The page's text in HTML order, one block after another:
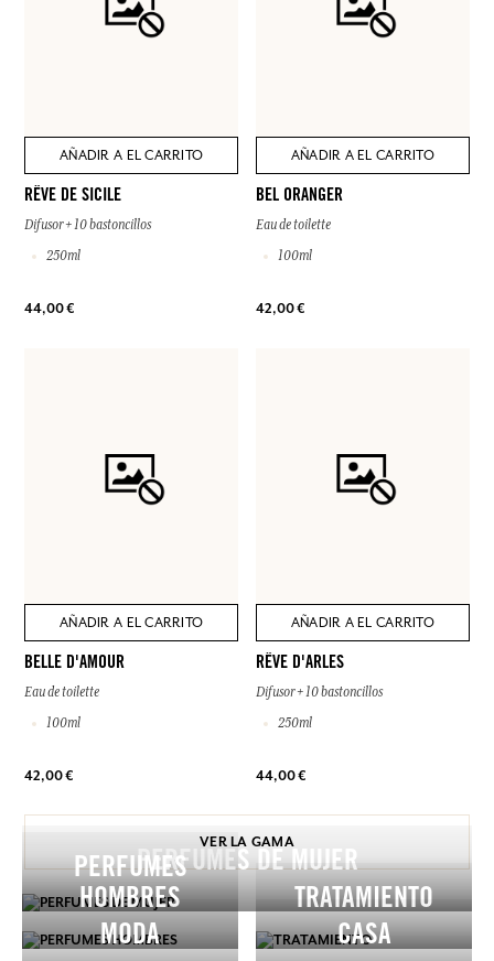
AÑADIR A EL CARRITO
RÊVE DE SICILE
Difusor + 10 bastoncillos
250ml
44,00 €
AÑADIR A EL CARRITO
BEL ORANGER
Eau de toilette
100ml
42,00 €
AÑADIR A EL CARRITO
BELLE D'AMOUR
Eau de toilette
100ml
42,00 €
AÑADIR A EL CARRITO
RÊVE D'ARLES
Difusor + 10 bastoncillos
250ml
44,00 €
VER LA GAMA
PERFUMES DE MUJER
PERFUMES
HOMBRES
TRATAMIENTO
MODA
CASA